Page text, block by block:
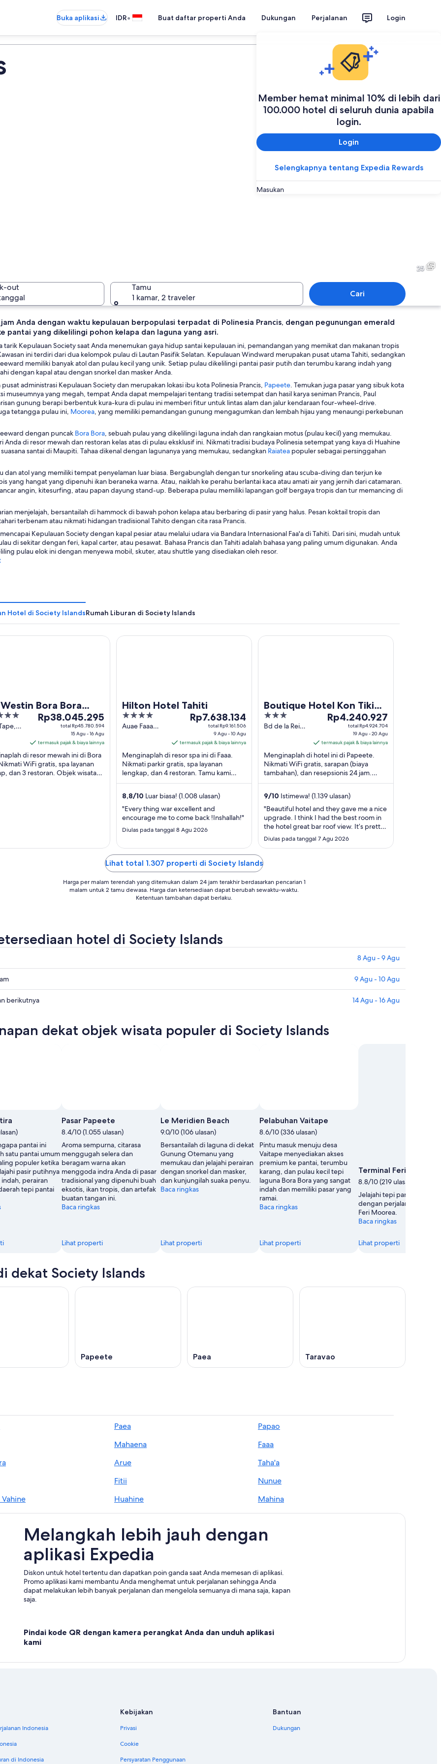
Buka aplikasi IDR• Buat daftar properti Anda Dukungan Perjalanan Login
Member hemat minimal 10% di lebih dari
100.000 hotel di seluruh dunia apabila
login.
Login
Selengkapnya tentang Expedia Rewards
Masukan
Society Islands
25
out
Tamu
1 kamar, 2 traveler
Cari
jam Anda dengan waktu kepulauan berpopulasi terpadat di Polinesia Prancis, dengan pegunungan emerald
pantai yang dikelilingi pohon kelapa dan laguna yang asri.
tarik Kepulauan Society saat Anda menemukan gaya hidup santai kepulauan ini, pemandangan yang memikat dan makanan tropis
ini terdiri dari dua kelompok pulau di Lautan Pasifik Selatan. Kepulauan Windward merupakan pusat utama Tahiti, sedangkan
memiliki banyak atol dan pulau kecil yang unik. Setiap pulau dikelilingi pantai pasir putih dan terumbu karang indah yang
dengan kapal atau dengan snorkel dan masker Anda.
pusat administrasi Kepulauan Society dan merupakan lokasi ibu kota Polinesia Prancis, PapeeteT
e
r
b
a
d
e
n
d
l
a
a
r
. Temukan juga pasar yang sibuk kota
museumnya yang megah, tempat Anda dapat mempelajari tentang tradisi setempat dan hasil karya seniman Prancis, Paul
gunung berapi berbentuk kura-kura di pulau ini memberi fitur untuk lintas alam dan jalur kendaraan four-wheel-drive.
tetangga pulau ini, MooreaT
b
u
k
d
i
j
n
d
e
l
a
b
, yang memiliki pemandangan gunung mengagumkan dan lembah hijau yang menaungi perkebunan
dengan puncak Bora BoraT
e
r
k
a
d
j
e
d
e
l
, sebuah pulau yang dikelilingi laguna indah dan rangkaian motus (pulau kecil) yang memukau.
Anda di resor mewah dan restoran kelas atas di pulau eksklusif ini. Nikmati tradisi budaya Polinesia setempat yang kaya di Huahine
santai di Maupiti. Tahaa dikenal dengan lagunanya yang memukau, sedangkan RaiateaT
b
u
k
d
j
e
n
populer sebagai persinggahan
dan atol yang memiliki tempat penyelaman luar biasa. Bergabunglah dengan tur snorkeling atau scuba-diving dan terjun ke
yang hangat yang dipenuhi ikan beraneka warna. Atau, naiklah ke perahu berlantai kaca atau amati air yang jernih dari catamaran.
angin, kitesurfing, atau papan dayung stand-up. Beberapa pulau memiliki lapangan golf bergaya tropis dan tur memancing di
menjelajah, bersantailah di hammock di bawah pohon kelapa atau berbaring di pasir yang halus. Pesan koktail tropis dan
terbenam atau nikmati hidangan tradisional Tahito dengan cita rasa Prancis.
Kepulauan Society dengan kapal pesiar atau melalui udara via Bandara Internasional Faa'a di Tahiti. Dari sini, mudah untuk
di sekitar dengan feri, kapal carter, atau pesawat. Bahasa Prancis dan Tahiti adalah bahasa yang paling umum digunakan. Anda
pulau elok ini dengan menyewa mobil, skuter, atau shuttle yang disediakan oleh resor.
Hotel di Society IslandsRumah Liburan di Society Islands
Bora Bora
& SpaHarga
Rp38.045.295
malam
dari
15
Agu
Rp38.045.295
total Rp45.780.594
15 Agu - 16 Agu
termasuk pajak & biaya lainnya
di resor mewah ini di Bora
WiFi gratis, spa layanan
dan 3 restoran. Objek wisata
Bora Bora Resort & Spa
Hilton Hotel Tahiti
4
out
Auae Faaa
Islands
Harga
Rp7.638.134
malam
dari
9
Agu
10
Agu
Rp7.638.134
total Rp9.161.506
9 Agu - 10 Agu
termasuk pajak & biaya lainnya
Menginaplah di resor spa ini di Faaa.
Nikmati parkir gratis, spa layanan
lengkap, dan 4 restoran. Tamu kami
memuji kolam renang dan staf di ulasan
8,8/10 Luar biasa! (1.008 ulasan)
"Every thing war excellent and
encourage me to come back !Inshallah!"
Diulas pada tanggal 8 Agu 2026
Hilton Hotel Tahiti
Boutique Hotel Kon Tiki
Tahiti
3
out
Bd de la Reine
du Vent
Harga
Rp4.240.927
malam
dari
19
Agu
20
Agu
Rp4.240.927
total Rp4.924.704
19 Agu - 20 Agu
termasuk pajak & biaya lainnya
Menginaplah di hotel ini di Papeete.
Nikmati WiFi gratis, sarapan (biaya
tambahan), dan resepsionis 24 jam.
Tamu kami memuji staf dan kebersihan
9/10 Istimewa! (1.139 ulasan)
"Beautiful hotel and they gave me a nice
upgrade. I think I had the best room in
the hotel great bar roof view. It’s pretty
much a brand new hotel. They redid it
all. Close to the airport and just across
Diulas pada tanggal 7 Agu 2026
Boutique Hotel Kon Tiki Tahiti
Lihat total 1.307 properti di Society Islands
Harga per malam terendah yang ditemukan dalam 24 jam terakhir berdasarkan pencarian 1
malam untuk 2 tamu dewasa. Harga dan ketersediaan dapat berubah sewaktu-waktu.
Ketentuan tambahan dapat berlaku.
hotel di Society Islands
8 Agu - 9 Agu
9 Agu - 10 Agu
berikutnya 14 Agu - 16 Agu
dekat objek wisata populer di Society Islands
pantai ini
satu pantai umum
populer ketika
pasir putihnya
perairan
tepi pantai
Pasar Papeete
8.4/10 (1.055 ulasan)
Aroma sempurna, citarasa
menggugah selera dan
beragam warna akan
menggoda indra Anda di pasar
tradisional yang dipenuhi buah
eksotis, ikan tropis, dan artefak
buatan tangan ini.
Baca ringkas
Lihat properti
Le Meridien Beach
9.0/10 (106 ulasan)
Bersantailah di laguna di dekat
Gunung Otemanu yang
memukau dan jelajahi perairan
dengan snorkel dan masker,
dan kunjungilah suaka penyu.
Baca ringkas
Lihat properti
Pelabuhan Vaitape
8.6/10 (336 ulasan)
Pintu masuk menuju desa
Vaitape menyediakan akses
premium ke pantai, terumbu
karang, dan pulau kecil tepi
laguna Bora Bora yang sangat
indah dan memiliki pasar yang
ramai.
Baca ringkas
Lihat properti
Terminal Feri Moorea
8.8/10 (219 ulasan)
Jelajahi tepi pantai di
dengan perjalanan ke
Feri Moorea.
Baca ringkas
Lihat properti
dekat Society Islands
Papeete Paea Taravao
Paea
Papao
Mahaena
Faaa
Arue
Taha'a
Fitii
Nunue
Huahine
Mahina
Melangkah lebih jauh dengan
aplikasi Expedia
Diskon untuk hotel tertentu dan dapatkan poin ganda saat Anda memesan di aplikasi.
Promo aplikasi kami membantu Anda menghemat untuk perjalanan sehingga Anda
dapat melakukan lebih banyak perjalanan dan mengelola semuanya di mana saja, kapan
saja.
Pindai kode QR dengan kamera perangkat Anda dan unduh aplikasi
kami
Indonesia
di Indonesia
Kebijakan
Privasi
Cookie
Persyaratan Penggunaan
Bantuan
Dukungan